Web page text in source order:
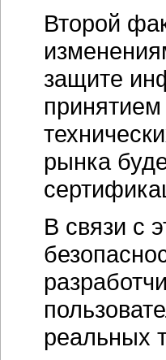
Второй
защите
принятием
рынка
В связи с
реальных